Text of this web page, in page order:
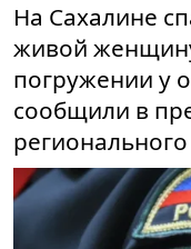
На Сахалине
живой
погружении у
сообщили в